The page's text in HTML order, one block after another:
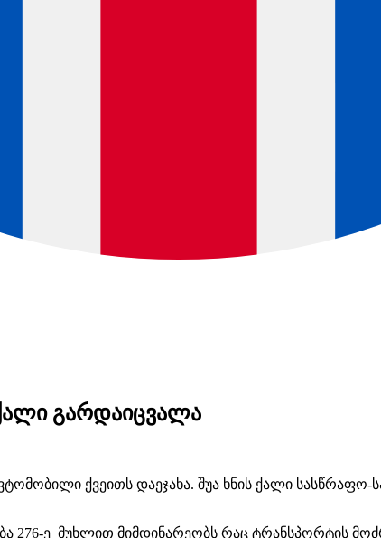
გარდაიცვალა
ქვეითს დაეჯახა. შუა ხნის ქალი სასწრაფო-
276-ე მუხლით მიმდინარეობს რაც ტრანსპორტის